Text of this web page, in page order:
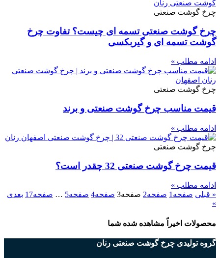
چرخ گوشت صنعتی
چرخ گوشت صنعتی تسمه ای چیست؟ تفاوت چرخ
گوشت تسمه ای و گیربکسی
ادامه مطلب »
چرخ گوشت صنعتی
قیمت مناسب چرخ گوشت صنعتی و برند
ادامه مطلب »
چرخ گوشت صنعتی
قیمت چرخ گوشت صنعتی 32 چقدر است؟
ادامه مطلب »
« قبلی صفحه 1 صفحه2 صفحه3 صفحه4 صفحه5
… صفحه17 بعدی
»
محصولات اخیراً مشاهده شده شما
گروه تولیدی چرخ گوشت صنعتی رنان